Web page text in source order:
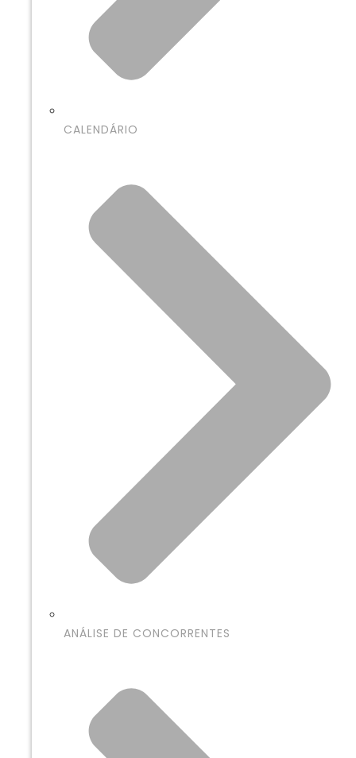
CALENDÁRIO
ANÁLISE DE CONCORRENTES